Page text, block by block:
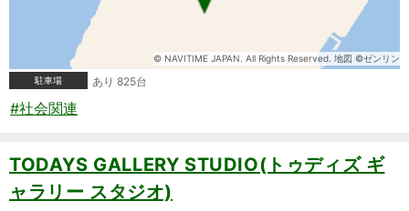
© NAVITIME JAPAN. All Rights Reserved. 地図 ©ゼンリン
駐車場
あり 825台
#社会関連
TODAYS GALLERY STUDIO(トゥディズ ギ
ャラリー スタジオ)